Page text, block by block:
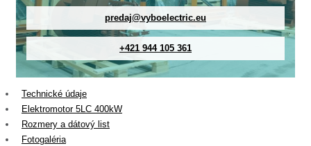
predaj@vyboelectric.eu
+421 944 105 361
Technické údaje
Elektromotor 5LC 400kW
Rozmery a dátový list
Fotogaléria